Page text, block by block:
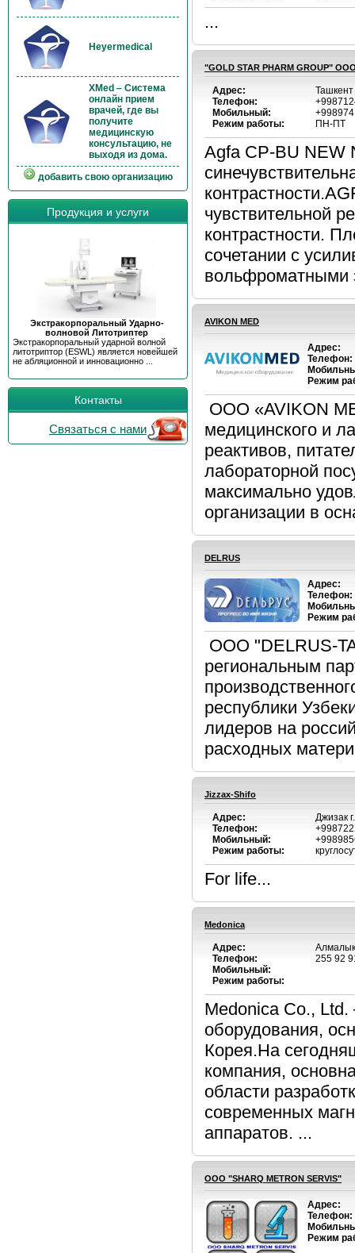
Heyermedical
XMed – Система
онлайн прием
врачей, где вы
получите
медицинскую
консультацию, не
выходя из дома.
добавить свою организацию
Продукция и услуги
Экстракорпоральный Ударно-
волновой Литотриптер
Экстракорпоральный ударной волной
литотриптор (ESWL) является новейшей
не абляционной и инновационно ...
Контакты
Связаться с нами
...
"GOLD STAR PHARM GROUP"
Адрес:
Телефон:
Мобильный:
Режим работы:
ПН-ПТ
Agfa CP-BU NEW
чувствительной
контрастности.
сочетании с
вольфроматными
AVIKON MED
Адрес:
Телефон:
Режим
ООО «AVIKON
медицинского и
реактивов,
лабораторной
максимально
организации в
DELRUS
Адрес:
Телефон:
Режим
ООО "DELRUS-
региональным
республики
лидеров на
расходных
Jizzax-Shifo
Адрес:
Телефон:
Мобильный:
Режим работы:
Джизак
For life...
Medonica
Адрес:
Телефон:
Мобильный:
Режим работы:
Алмалык
255 92
Medonica Co., Ltd.
оборудования,
Корея.На
компания,
области
современных
аппаратов. ...
OOO "SHARQ METRON SERVIS"
Адрес:
Телефон:
Режим